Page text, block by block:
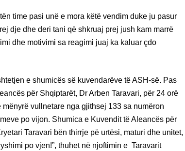
time pasi unë e mora këtë vendim duke ju pasur
dje dhe deri tani që shkruaj prej jush kam marrë
dhe motivimi sa reagimi juaj ka kaluar çdo
e shumicës së kuvendarëve të ASH-së. Pas
për Shqiptarët, Dr Arben Taravari, për 24 orë
vullnetare nga gjithsej 133 sa numëron
po vijon. Shumica e Kuvendit të Aleancës për
Taravari bën thirrje pë urtësi, maturi dhe unitet,
po vjen!”, thuhet në njoftimin e Taravarit